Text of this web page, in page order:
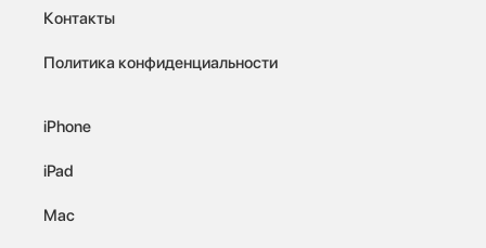
Контакты
Политика конфиденциальности
iPhone
iPad
Mac